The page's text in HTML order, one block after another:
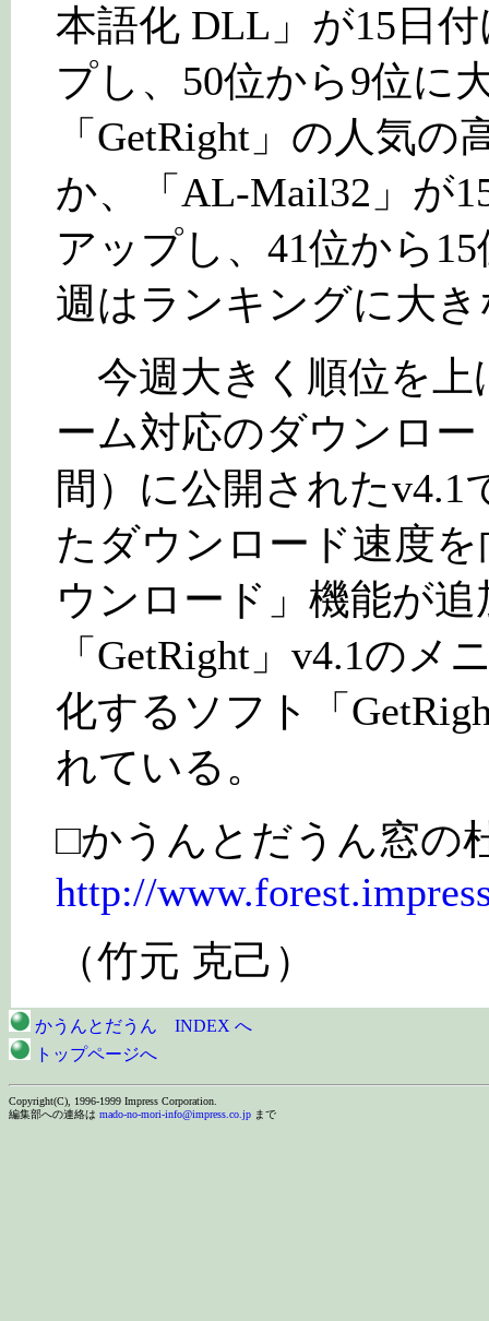
本語化 DLL」が15日
プし、50位から9位に
「GetRight」の人気
か、「AL-Mail32」が
アップし、41位から
週はランキングに大
今週大きく順位を上
ーム対応のダウンロ
間）に公開された
たダウンロード速度
ウンロード」機能が
「GetRight」v4.1の
化するソフト「
れている。
□かうんとだうん窓の
http://
（竹元 克己）
かうんとだうん INDEX へ
トップページへ
Copyright(C), 1996-1999 Impress Corporation.
編集部への連絡は mado-no-mori-info@impress.co.jp まで